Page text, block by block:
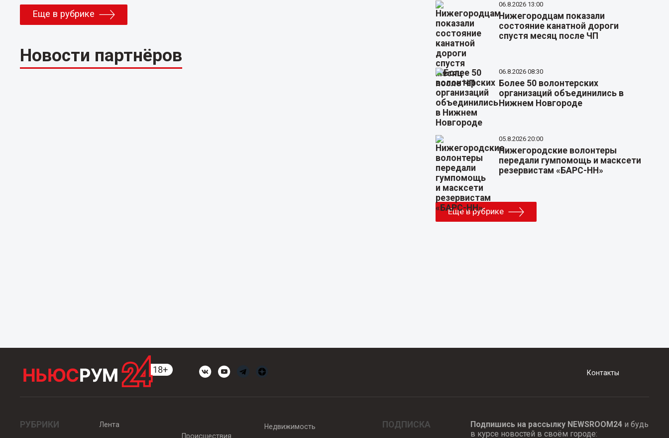
Еще в рубрике
Новости партнёров
06.8.2026 13:00
Нижегородцам показали
состояние канатной дороги
спустя месяц после ЧП
06.8.2026 08:30
Более 50 волонтерских
организаций объединились в
Нижнем Новгороде
05.8.2026 20:00
Нижегородские волонтеры
передали гумпомощь и масксети
резервистам «БАРС-НН»
Еще в рубрике
Контакты
РУБРИКИ
Лента
Происшествия
Недвижимость ПОДПИСКА Подпишись на рассылку NEWSROOM24и будь
в курсе новостей в своём городе: